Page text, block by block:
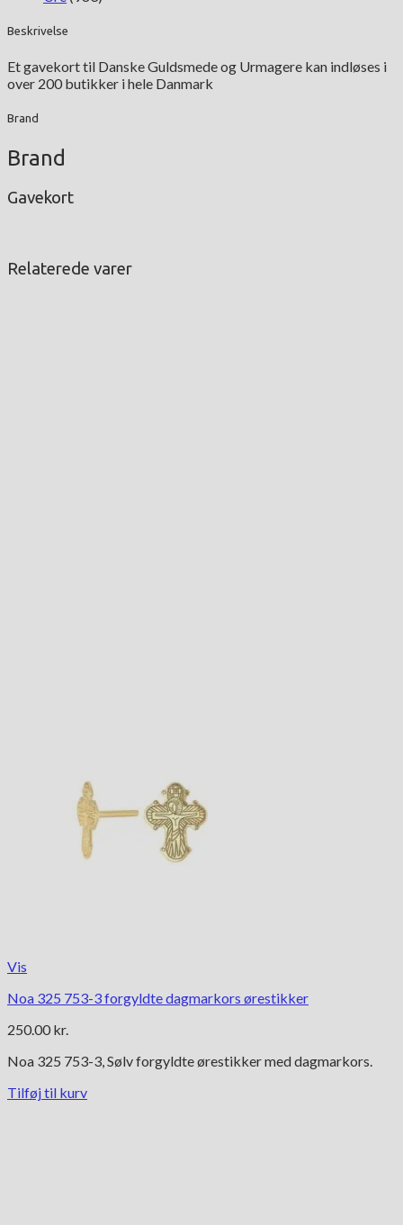
Beskrivelse
Et gavekort til Danske Guldsmede og Urmagere kan indløses i
over 200 butikker i hele Danmark
Brand
Brand
Gavekort
Relaterede varer
Vis
Noa 325 753-3 forgyldte dagmarkors ørestikker
250.00 kr.
Noa 325 753-3, Sølv forgyldte ørestikker med dagmarkors.
Tilføj til kurv